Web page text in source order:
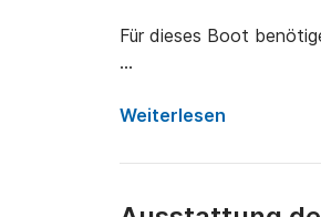
Für dieses Boot
Außenbordmotor mit 90
Das Boot befindet sich
Weiterlesen